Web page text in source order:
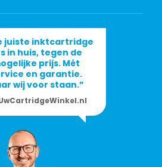
juiste inktcartridge
in huis, tegen de
prijs. Mét
en garantie.
wij voor staan.”